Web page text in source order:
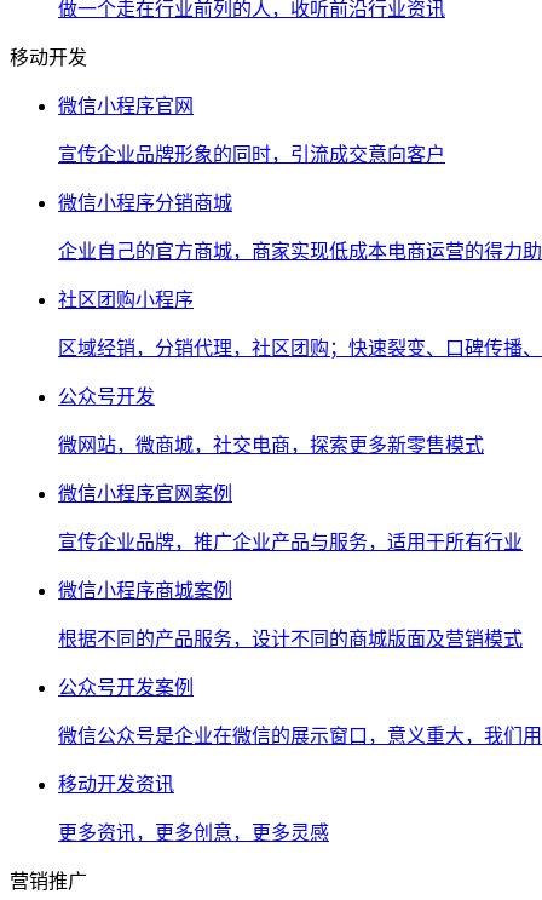
做一个走在行业前列的人，收听前沿行业资讯
移动开发
微信小程序官网
宣传企业品牌形象的同时，引流成交意向客户
微信小程序分销商城
企业自己的官方商城，商家实现低成本电商运营的得力
社区团购小程序
区域经销，分销代理，社区团购；快速裂变、口碑传播
公众号开发
微网站，微商城，社交电商，探索更多新零售模式
微信小程序官网案例
宣传企业品牌，推广企业产品与服务，适用于所有行业
微信小程序商城案例
根据不同的产品服务，设计不同的商城版面及营销模式
公众号开发案例
微信公众号是企业在微信的展示窗口，意义重大，我们
移动开发资讯
更多资讯，更多创意，更多灵感
营销推广